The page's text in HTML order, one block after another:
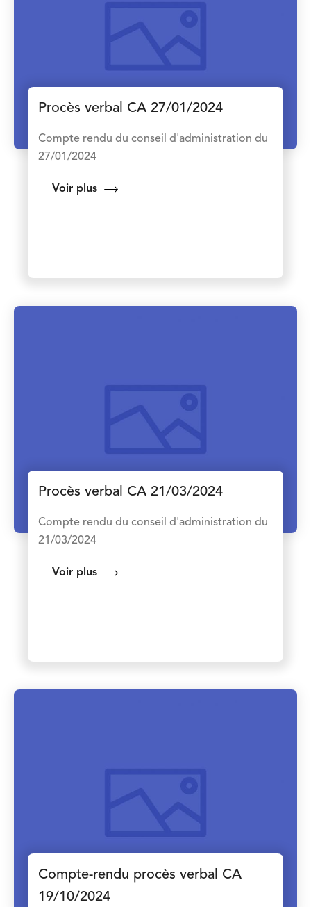
Procès verbal CA 27/01/2024
Compte rendu du conseil d'administration du
27/01/2024
Voir plus
Procès verbal CA 21/03/2024
Compte rendu du conseil d'administration du
21/03/2024
Voir plus
Compte-rendu procès verbal CA
19/10/2024